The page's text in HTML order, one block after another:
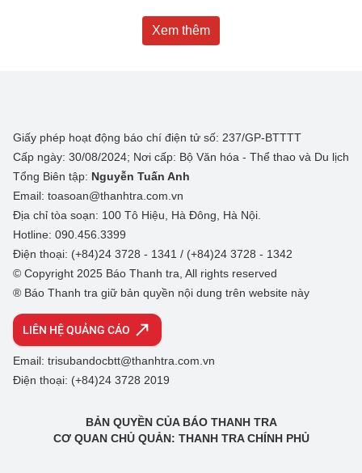
Xem thêm
Giấy phép hoạt động báo chí điện tử số: 237/GP-BTTTT
Cấp ngày: 30/08/2024; Nơi cấp: Bộ Văn hóa - Thể thao và Du lịch
Tổng Biên tập: Nguyễn Tuấn Anh
Email: toasoan@thanhtra.com.vn
Địa chỉ tòa soạn: 100 Tô Hiệu, Hà Đông, Hà Nội.
Hotline: 090.456.3399
Điện thoại: (+84)24 3728 - 1341 / (+84)24 3728 - 1342
© Copyright 2025 Báo Thanh tra, All rights reserved
® Báo Thanh tra giữ bản quyền nội dung trên website này
LIÊN HỆ QUẢNG CÁO
Email: trisubandocbtt@thanhtra.com.vn
Điện thoại: (+84)24 3728 2019
BẢN QUYỀN CỦA BÁO THANH TRA
CƠ QUAN CHỦ QUẢN: THANH TRA CHÍNH PHỦ